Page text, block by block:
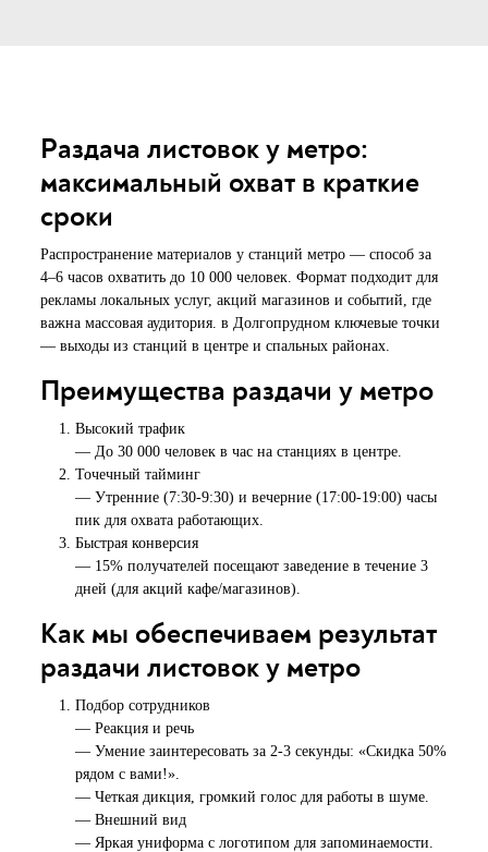
Раздача листовок у метро:
максимальный охват в краткие
сроки
Распространение материалов у станций метро — способ за
4–6 часов охватить до 10 000 человек. Формат подходит для
рекламы локальных услуг, акций магазинов и событий, где
важна массовая аудитория. в Долгопрудном ключевые точки
— выходы из станций в центре и спальных районах.
Преимущества раздачи у метро
Высокий трафик
— До 30 000 человек в час на станциях в центре.
Точечный тайминг
— Утренние (7:30-9:30) и вечерние (17:00-19:00) часы
пик для охвата работающих.
Быстрая конверсия
— 15% получателей посещают заведение в течение 3
дней (для акций кафе/магазинов).
Как мы обеспечиваем результат
раздачи листовок у метро
Подбор сотрудников
— Реакция и речь
— Умение заинтересовать за 2-3 секунды: «Скидка 50%
рядом с вами!».
— Четкая дикция, громкий голос для работы в шуме.
— Внешний вид
— Яркая униформа с логотипом для запоминаемости.